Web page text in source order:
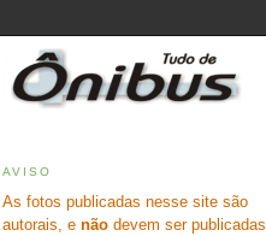
AVISO
As fotos publicadas nesse site são
autorais, e não devem ser publicadas